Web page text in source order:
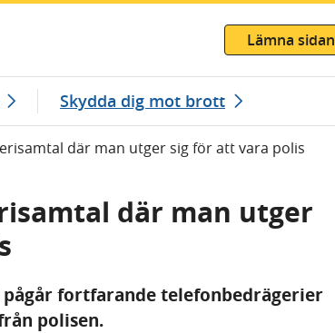
Lämna sidan
Skydda dig mot brott
där man utger sig för att vara polis
där man utger
fortfarande telefonbedrägerier
polisen.